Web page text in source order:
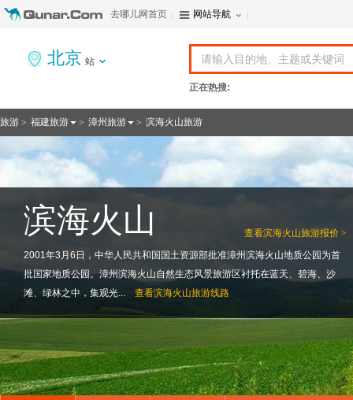
去哪儿网首页 网站导航
北京 站
正在热搜:
旅游 > 福建旅游 > 漳州旅游 > 滨海火山旅游
查看滨海火山旅游报价 >
滨海火山
2001年3月6日，中华人民共和国国土资源部批准漳州滨海火山地质公园为首
批国家地质公园。漳州滨海火山自然生态风景旅游区衬托在蓝天、碧海、沙
滩、绿林之中，集观光...
查看滨海火山旅游线路